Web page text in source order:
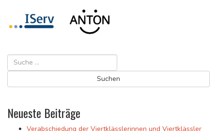
Neueste Beiträge
Verabschiedung der Viertklässlerinnen und Viertklässler